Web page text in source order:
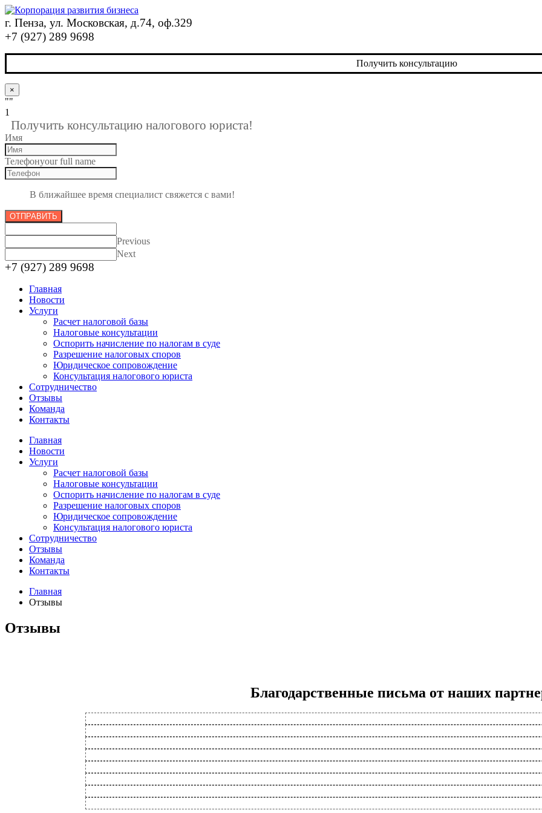
г. Пенза, ул. Московская, д.74, оф.329
+7 (927) 289 9698
Получить консультацию
×
""
1
Получить консультацию налогового юриста!
Имя
Телефонyour full name
В ближайшее время специалист свяжется с вами!
ОТПРАВИТЬ
Previous
Next
+7 (927) 289 9698
Главная
Новости
Услуги
Расчет налоговой базы
Налоговые консультации
Оспорить начисление по налогам в суде
Разрешение налоговых споров
Юридическое сопровождение
Консультация налогового юриста
Сотрудничество
Отзывы
Команда
Контакты
Главная
Новости
Услуги
Расчет налоговой базы
Налоговые консультации
Оспорить начисление по налогам в суде
Разрешение налоговых споров
Юридическое сопровождение
Консультация налогового юриста
Сотрудничество
Отзывы
Команда
Контакты
Главная
Отзывы
Отзывы
Благодарственные письма от наших